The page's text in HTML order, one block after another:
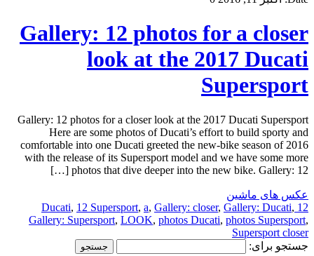
Gallery: 12 photos for a closer
look at the 2017 Ducati
Supersport
Gallery: 12 photos for a closer look at the 2017 Ducati Supersport
Here are some photos of Ducati’s effort to build sporty and
comfortable into one Ducati greeted the new-bike season of 2016
with the release of its Supersport model and we have some more
photos that dive deeper into the new bike. Gallery: 12 […]
عکس های ماشین
12 Ducati
, 12 Supersport, a, Gallery: closer, Gallery: Ducati,
Gallery: Supersport, LOOK, photos Ducati, photos Supersport,
Supersport closer
جستجو برای: